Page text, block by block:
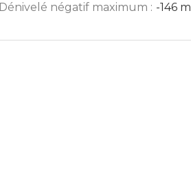
Dénivelé négatif maximum : -146 m